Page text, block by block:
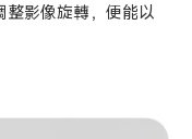
整影像旋轉，便能以